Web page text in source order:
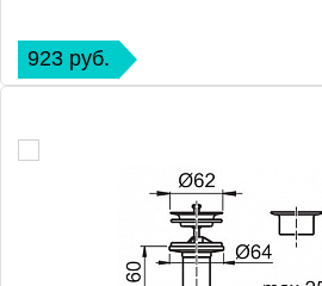
923 руб.